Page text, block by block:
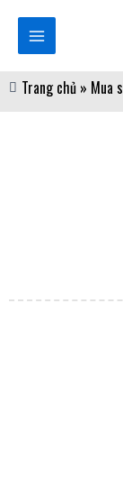
Main
Menu
Trang chủ » Mua